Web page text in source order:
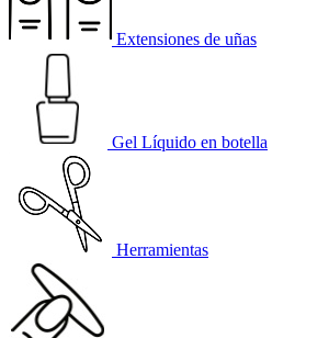
Extensiones de uñas
Gel Líquido en botella
Herramientas